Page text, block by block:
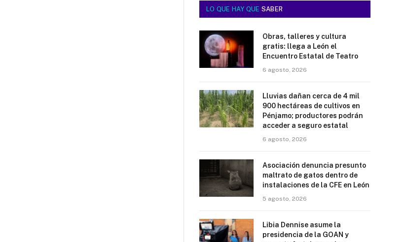
LO QUE HAY QUE SABER
Obras, talleres y cultura
gratis: llega a León el
Encuentro Estatal de Teatro
6 agosto, 2026
Lluvias dañan cerca de 4 mil
900 hectáreas de cultivos en
Pénjamo; productores podrán
acceder a seguro estatal
6 agosto, 2026
Asociación denuncia presunto
maltrato de gatos dentro de
instalaciones de la CFE en León
5 agosto, 2026
Libia Dennise asume la
presidencia de la GOAN y